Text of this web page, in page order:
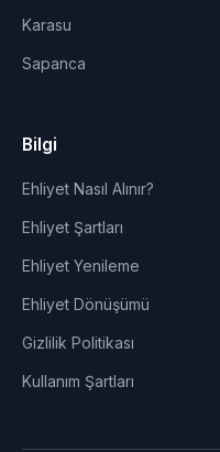
Karasu
Sapanca
Bilgi
Ehliyet Nasıl Alınır?
Ehliyet Şartları
Ehliyet Yenileme
Ehliyet Dönüşümü
Gizlilik Politikası
Kullanım Şartları